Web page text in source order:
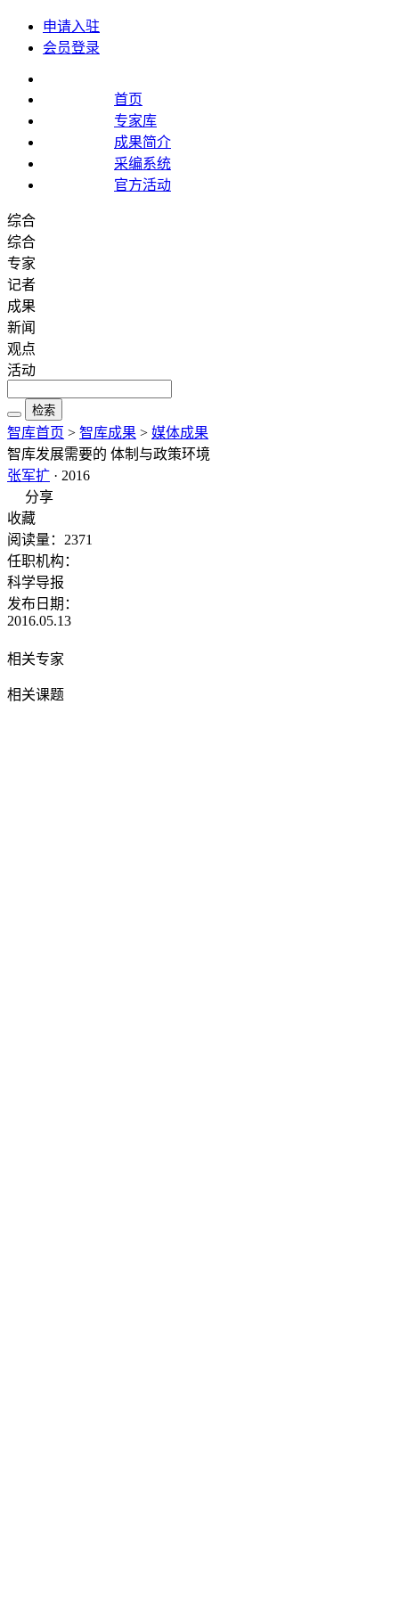
申请入驻
会员登录
首页
专家库
成果简介
采编系统
官方活动
综合
综合
专家
记者
成果
新闻
观点
活动
检索
智库首页 > 智库成果 > 媒体成果
智库发展需要的 体制与政策环境
张军扩 · 2016
分享
收藏
阅读量：2371
任职机构：
科学导报
发布日期：
2016.05.13
相关专家
相关课题